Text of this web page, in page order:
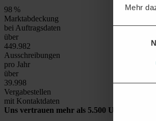
Mehr
99 %
Marktabdeckung
bei Auftragsdaten
über
450.000
Ausschreibungen
pro Jahr
über
40.000
Vergabestellen
mit Kontaktdaten
Uns vertrauen mehr als 5.500 Unternehmen